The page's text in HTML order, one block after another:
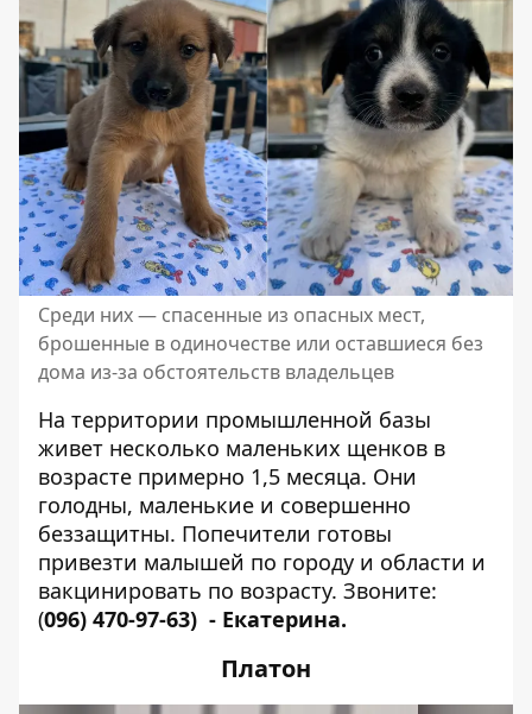
Среди них — спасенные из опасных мест,
брошенные в одиночестве или оставшиеся без
дома из-за обстоятельств владельцев
На территории промышленной базы
живет несколько маленьких щенков в
возрасте примерно 1,5 месяца. Они
голодны, маленькие и совершенно
беззащитны. Попечители готовы
привезти малышей по городу и области и
вакцинировать по возрасту. Звоните:
(096) 470-97-63) - Екатерина.
Платон